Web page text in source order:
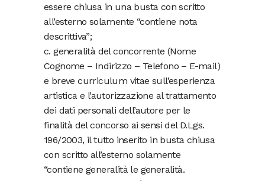
essere chiusa in una busta con scritto
all’esterno solamente “contiene nota
descrittiva”;
c. generalità del concorrente (Nome
Cognome – Indirizzo – Telefono – E-mail)
e breve curriculum vitae sull’esperienza
artistica e l’autorizzazione al trattamento
dei dati personali dell’autore per le
finalità del concorso ai sensi del D.Lgs.
196/2003, il tutto inserito in busta chiusa
con scritto all’esterno solamente
“contiene generalità le generalità.